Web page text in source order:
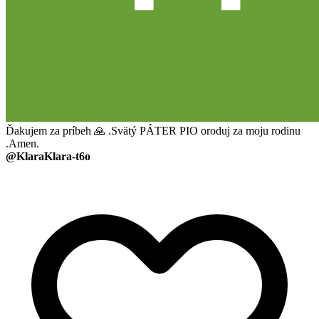
Ďakujem za príbeh 🙏 .Svätý PÁTER PIO oroduj za moju rodinu
.Amen.
@KlaraKlara-t6o